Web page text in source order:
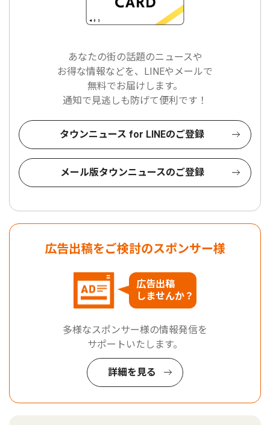
あなたの街の話題のニュースや
お得な情報などを、LINEやメールで
無料でお届けします。
通知で見逃しも防げて便利です！
タウンニュース for LINEのご登録
メール版タウンニュースのご登録
広告出稿をご検討のスポンサー様
広告出稿
しませんか？
多様なスポンサー様の情報発信を
サポートいたします。
詳細を見る